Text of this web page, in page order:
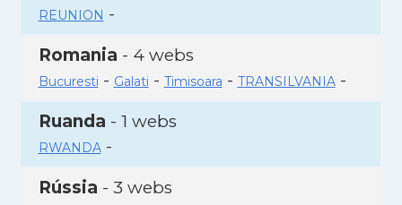
REUNION -
Romania - 4 webs
Bucuresti - Galati - Timisoara - TRANSILVANIA-
Ruanda - 1 webs
RWANDA-
Rússia - 3 webs